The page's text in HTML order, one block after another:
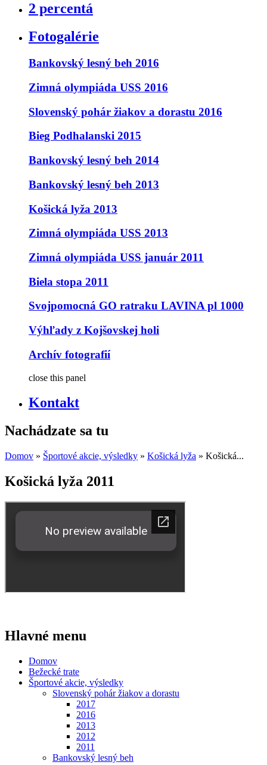
2 percentá
Fotogalérie
Bankovský lesný beh 2016
Zimná olympiáda USS 2016
Slovenský pohár žiakov a dorastu 2016
Bieg Podhalanski 2015
Bankovský lesný beh 2014
Bankovský lesný beh 2013
Košická lyža 2013
Zimná olympiáda USS 2013
Zimná olympiáda USS január 2011
Biela stopa 2011
Svojpomocná GO ratraku LAVINA pl 1000
Výhľady z Kojšovskej holi
Archív fotografií
close this panel
Kontakt
Nachádzate sa tu
Domov » Športové akcie, výsledky » Košická lyža » Košická...
Košická lyža 2011
Hlavné menu
Domov
Bežecké trate
Športové akcie, výsledky
Slovenský pohár žiakov a dorastu
2017
2016
2013
2012
2011
Bankovský lesný beh